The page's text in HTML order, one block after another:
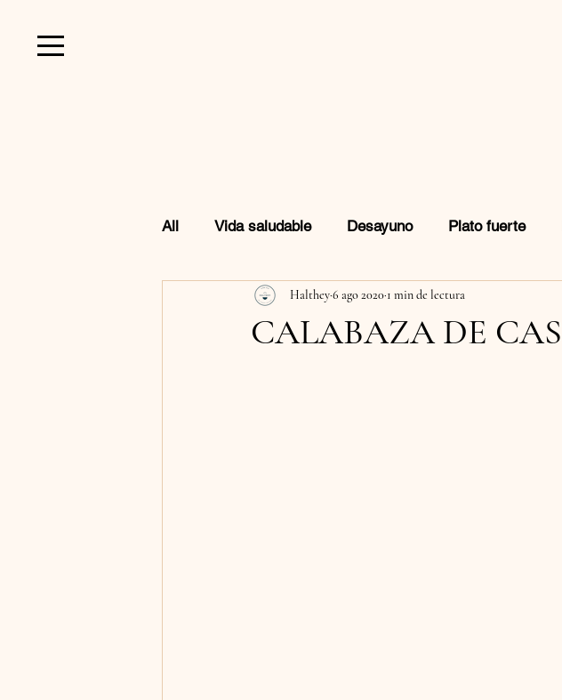
All Vida saludable Desayuno Plato fuerte
Favoritos de Amazon Bebidas Snacks
CALABAZA DE
Halthey6 ago 2020 1 min de lectura